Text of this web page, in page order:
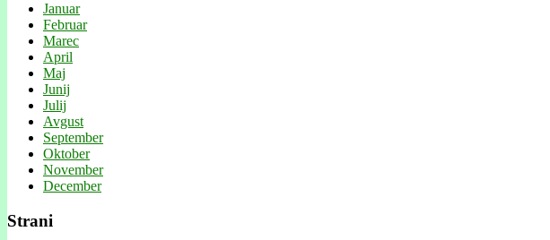
Januar
Februar
Marec
April
Maj
Junij
Julij
Avgust
September
Oktober
November
December
Strani